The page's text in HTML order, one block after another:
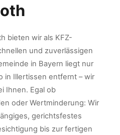
bieten wir als KFZ-
und zuverlässigen
in Bayern liegt nur
in Illertissen entfernt – wir
Ihnen. Egal ob
oder Wertminderung: Wir
gerichtsfestes
bis zur fertigen